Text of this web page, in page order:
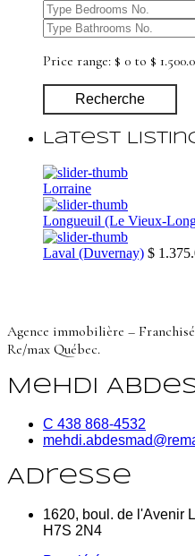
Price range: $ 0 to $
Recherche
Latest
Lorraine
Longueuil (Le Vieux-
Laval (Duvernay) $
Agence immobilière –
Re/max Québec.
Mehdi
C 438 868-4532
Adresse
1620, boul. de l'Avenir
H7S 2N4